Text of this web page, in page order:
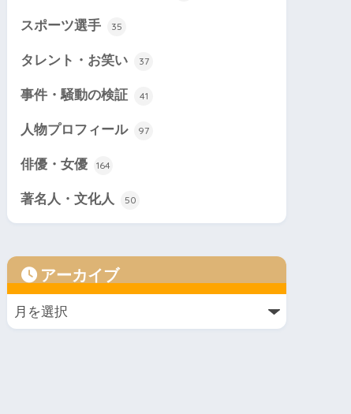
スポーツ選手 35
タレント・お笑い 37
事件・騒動の検証 41
人物プロフィール 97
俳優・女優 164
著名人・文化人 50
アーカイブ